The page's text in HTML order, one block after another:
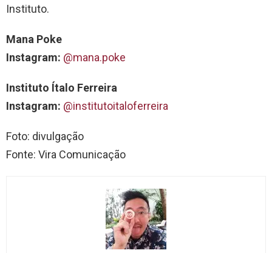
Instituto.
Mana Poke
Instagram: @mana.poke
Instituto Ítalo Ferreira
Instagram: @institutoitaloferreira
Foto: divulgação
Fonte: Vira Comunicação